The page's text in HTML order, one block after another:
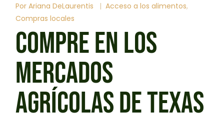
Por Ariana DeLaurentis
Acceso a los alimentos
Compras locales
COMPRE EN LOS
MERCADOS
AGRÍCOLAS DE TEXAS